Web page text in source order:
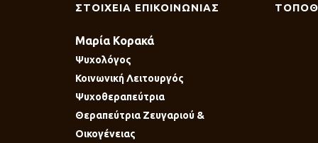
ΣΤΟΙΧΕΙΑ ΕΠΙΚΟΙΝΩΝΙΑΣ
Μαρία Κορακά
Ψυχολόγος
Κοινωνική Λειτουργός
Ψυχοθεραπεύτρια
Θεραπεύτρια Ζευγαριού &
Οικογένειας